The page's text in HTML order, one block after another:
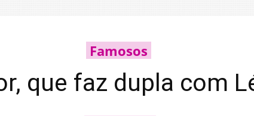
Famosos
que faz dupla com